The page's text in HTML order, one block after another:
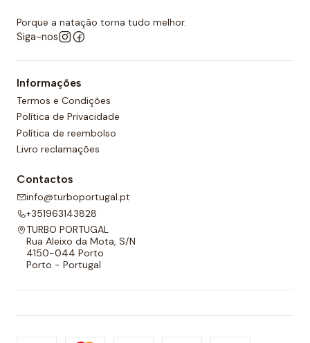
Porque a natação torna tudo melhor.
Siga-nos
Informações
Termos e Condições
Política de Privacidade
Política de reembolso
Livro reclamações
Contactos
info@turboportugal.pt
+351963143828
TURBO PORTUGAL
Rua Aleixo da Mota, S/N
4150-044 Porto
Porto - Portugal